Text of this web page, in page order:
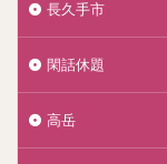
長久手市
閑話休題
高岳